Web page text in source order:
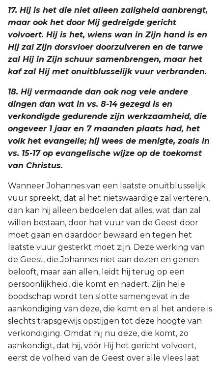
17. Hij is het die niet alleen zaligheid aanbrengt,
maar ook het door Mij gedreigde gericht
volvoert. Hij is het, wiens wan in Zijn hand is en
Hij zal Zijn dorsvloer doorzuiveren en de tarwe
zal Hij in Zijn schuur samenbrengen, maar het
kaf zal Hij met onuitblusselijk vuur verbranden.
18. Hij vermaande dan ook nog vele andere
dingen dan wat in vs. 8-14 gezegd is en
verkondigde gedurende zijn werkzaamheid, die
ongeveer 1 jaar en 7 maanden plaats had, het
volk het evangelie; hij wees de menigte, zoals in
vs. 15-17 op evangelische wijze op de toekomst
van Christus.
Wanneer Johannes van een laatste onuitblusselijk
vuur spreekt, dat al het nietswaardige zal verteren,
dan kan hij alleen bedoelen dat alles, wat dan zal
willen bestaan, door het vuur van de Geest door
moet gaan en daardoor bewaard en tegen het
laatste vuur gesterkt moet zijn. Deze werking van
de Geest, die Johannes niet aan dezen en genen
belooft, maar aan allen, leidt hij terug op een
persoonlijkheid, die komt en nadert. Zijn hele
boodschap wordt ten slotte samengevat in de
aankondiging van deze, die komt en al het andere is
slechts trapsgewijs opstijgen tot deze hoogte van
verkondiging. Omdat hij nu deze, die komt, zo
aankondigt, dat hij, vóór Hij het gericht volvoert,
eerst de volheid van de Geest over alle vlees laat